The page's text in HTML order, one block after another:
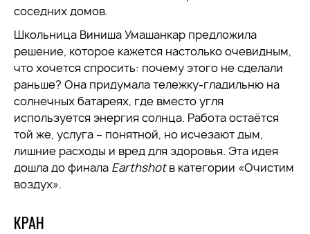
соседних домов.
Школьница Виниша Умашанкар предложила
решение, которое кажется настолько очевидным,
что хочется спросить: почему этого не сделали
раньше? Она придумала тележку-гладильню на
солнечных батареях, где вместо угля
используется энергия солнца. Работа остаётся
той же, услуга – понятной, но исчезают дым,
лишние расходы и вред для здоровья. Эта идея
дошла до финала Earthshotв категории «Очистим
воздух».
КРАН